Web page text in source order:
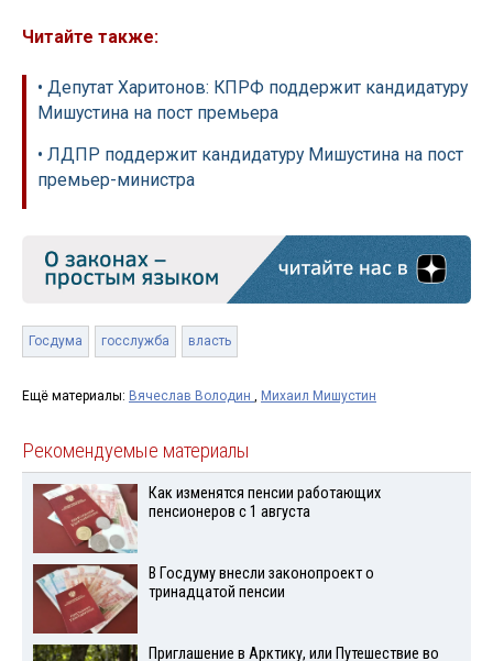
Читайте также:
• Депутат Харитонов: КПРФ поддержит кандидатуру
Мишустина на пост премьера
• ЛДПР поддержит кандидатуру Мишустина на пост
премьер-министра
Госдума госслужба власть
Ещё материалы: Вячеслав Володин , Михаил Мишустин
Рекомендуемые материалы
Как изменятся пенсии работающих
пенсионеров с 1 августа
В Госдуму внесли законопроект о
тринадцатой пенсии
Приглашение в Арктику, или Путешествие во